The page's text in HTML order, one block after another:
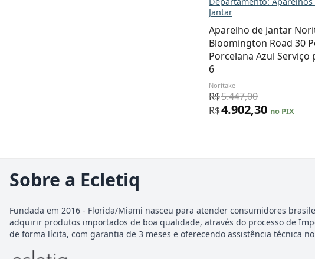
Jantar
Aparelho de Jantar
Bloomington Road 30
Porcelana Azul Serviço
6
Noritake
R$5.447,00
R$4.902,30 no PIX
Sobre a Ecletiq
Fundada em 2016 - Florida/Miami nasceu para atender consumidores
adquirir produtos importados de boa qualidade, através do processo de
de forma lícita, com garantia de 3 meses e oferecendo assistência técnica